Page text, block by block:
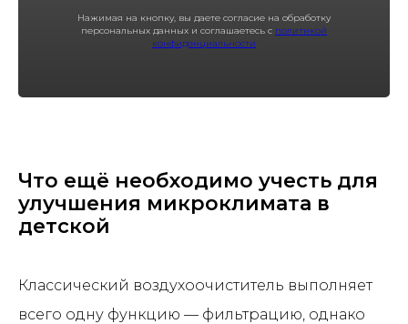
Нажимая на кнопку, вы даете согласие на обработку
персональных данных и соглашаетесь с политикой
конфиденциальности
Что ещё необходимо учесть для
улучшения микроклимата в
детской
Классический воздухоочиститель выполняет
всего одну функцию — фильтрацию, однако